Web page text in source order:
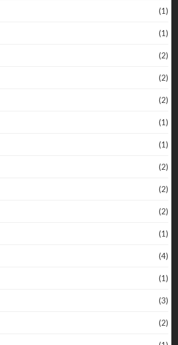
(1)
(1)
(2)
(2)
(2)
(1)
(1)
(2)
(2)
(2)
(1)
(4)
(1)
(3)
(2)